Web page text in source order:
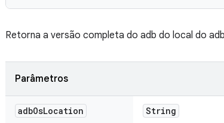
Retorna a versão completa do adb do local do
Parâmetros
adbOsLocation String